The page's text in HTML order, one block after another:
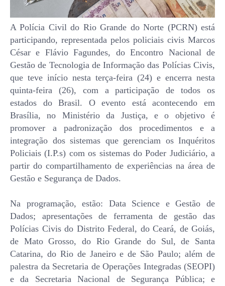
A Polícia Civil do Rio Grande do Norte (PCRN) está
participando, representada pelos policiais civis Marcos
César e Flávio Fagundes, do Encontro Nacional de
Gestão de Tecnologia de Informação das Polícias Civis,
que teve início nesta terça-feira (24) e encerra nesta
quinta-feira (26), com a participação de todos os
estados do Brasil. O evento está acontecendo em
Brasília, no Ministério da Justiça, e o objetivo é
promover a padronização dos procedimentos e a
integração dos sistemas que gerenciam os Inquéritos
Policiais (I.P.s) com os sistemas do Poder Judiciário, a
partir do compartilhamento de experiências na área de
Gestão e Segurança de Dados.
Na programação, estão: Data Science e Gestão de
Dados; apresentações de ferramenta de gestão das
Polícias Civis do Distrito Federal, do Ceará, de Goiás,
de Mato Grosso, do Rio Grande do Sul, de Santa
Catarina, do Rio de Janeiro e de São Paulo; além de
palestra da Secretaria de Operações Integradas (SEOPI)
e da Secretaria Nacional de Segurança Pública; e